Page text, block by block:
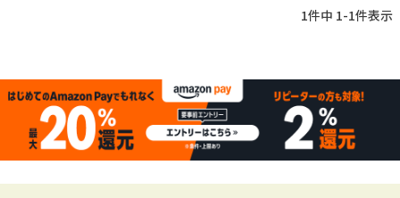
1件中 1-1件表示